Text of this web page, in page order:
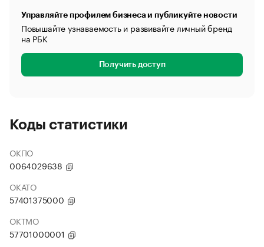
Управляйте профилем бизнеса и публикуйте новости
Повышайте узнаваемость и развивайте личный бренд
на РБК
Получить доступ
Коды статистики
ОКПО
0064029638
ОКАТО
57401375000
ОКТМО
57701000001